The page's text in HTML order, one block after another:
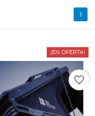
1
¡EN OFERTA!
favorite_border